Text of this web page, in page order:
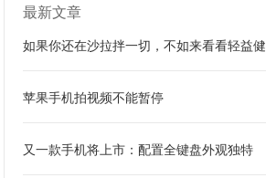
最新文章
如果你还在沙拉拌一切，不如来看看轻益健
苹果手机拍视频不能暂停
又一款手机将上市：配置全键盘外观独特